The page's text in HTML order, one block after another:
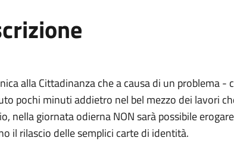
alla Cittadinanza che a causa di un problema
pochi minuti addietro nel bel mezzo dei lavori
nella giornata odierna NON sarà possibile
il rilascio delle semplici carte di identità.